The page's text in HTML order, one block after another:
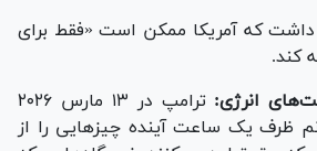
داشت که آمریکا ممکن است «فقط برای
کند.
انرژی:
ترامپ در ۱۳ مارس ۲۰۲۶
ظرف یک ساعت آینده چیز‌هایی را از